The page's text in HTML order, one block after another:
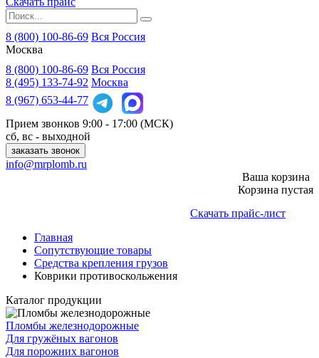
8 (800) 100-86-69 Вся Россия
Москва
8 (800) 100-86-69 Вся Россия
8 (495) 133-74-92 Москва
8 (967) 653-44-77
Прием звонков 9:00 - 17:00 (МСК)
сб, вс - выходной
заказать звонок
info@mrplomb.ru
Ваша корзина
Корзина пустая
Скачать прайс-лист
Главная
Сопутствующие товары
Средства крепления грузов
Коврики противоскольжения
Каталог продукции
Пломбы железнодорожные
Для гружёных вагонов
Для порожних вагонов